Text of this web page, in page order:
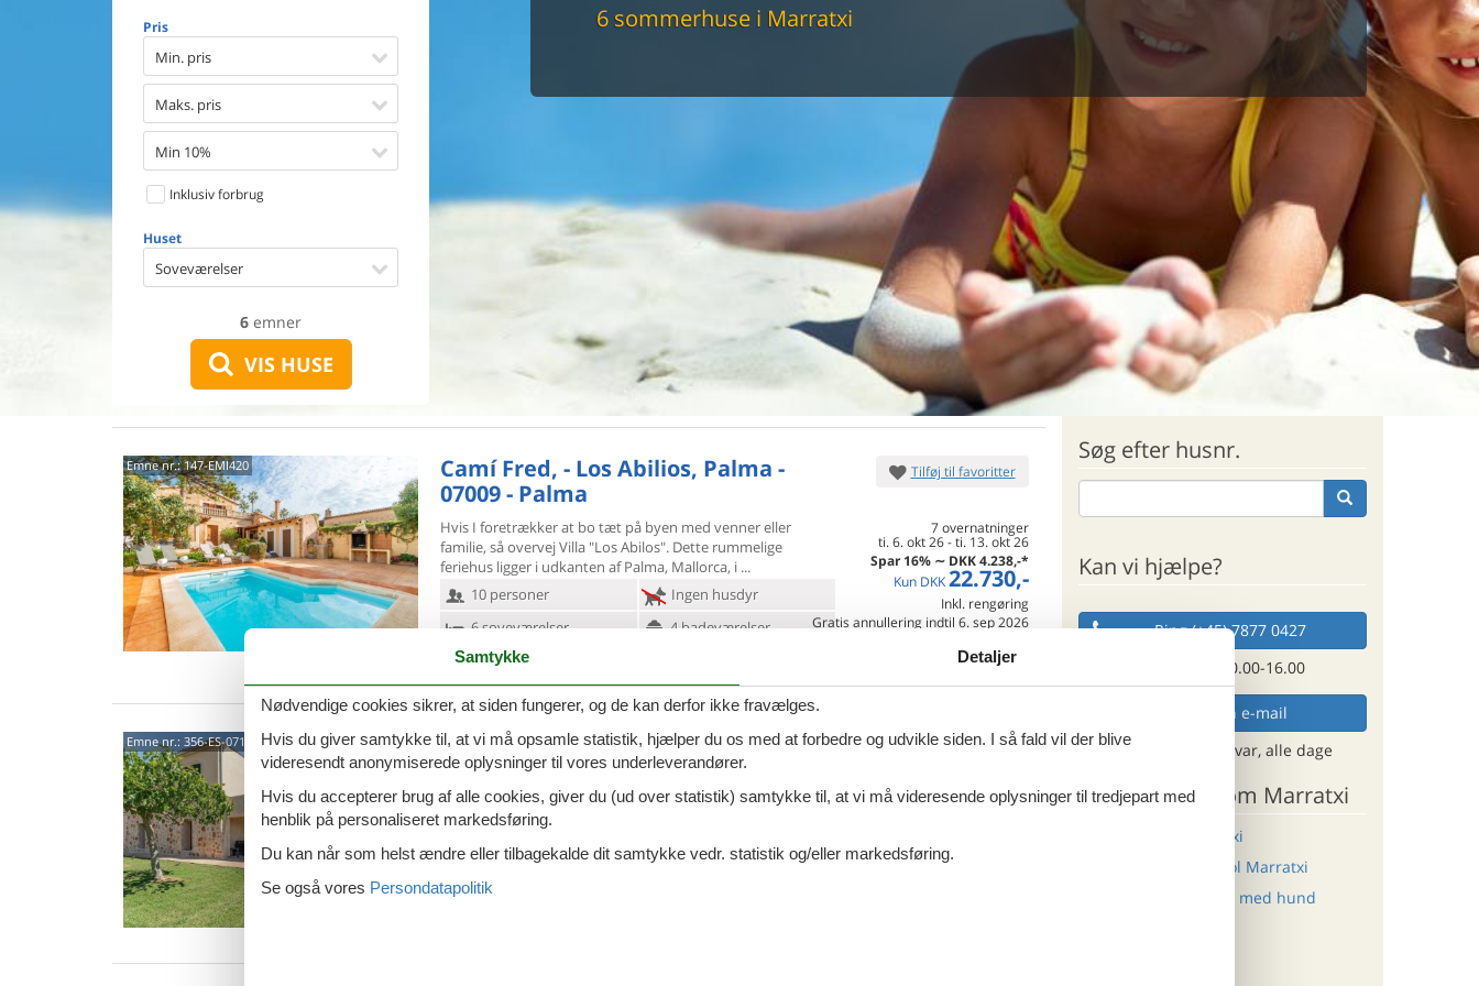
Pris
Min. pris
Maks. pris
Min 10%
Inklusiv forbrug
Huset
Soveværelser
6 emner
VIS HUSE
Aircondition
Ladestander til elbil
6 sommerhuse i Marratxi
Emne nr.:147-EMI420
Camí Fred, - Los Abilios, Palma -
07009 - Palma
Hvis I foretrækker at bo tæt på byen med venner eller
familie, så overvej Villa "Los Abilos". Dette rummelige
feriehus ligger i udkanten af Palma, Mallorca, i
10 personer
Ingen husdyr
6 soveværelser
4 badeværelser
Vand 8619
Tilføj til favoritter
7 overnatninger
ti. 6. okt 26-ti. 13. okt 26
Spar 16% ∼ DKK 4.238,-*
Kun DKK 22.730,-
Inkl. rengøring
Gratis annullering indtil 6. sep 2026
Mere info
VIS MERE
Emne nr.: 356-ES-07141-21 07141 - Marratxí
Fritliggende feriebolig i Marratxí Bolig: Dette smukke
landsted ligger kun få minutter fra centrum af Palma,
Mallorcas hovedstad. For dem, der rejser med
8 personer
Ingen husdyr
4 soveværelser
Tilføj til favoritter
7 overnatninger
KunDKK44.033,-
Søg efter husnr.
Kan vi hjælpe?
Ring (+45) 7877 0427
Man. - fre. 10.00-16.00
Send en e-mail
og få et hurtigt svar, alle dage
Andre artikler om Marratxi
Sommerhus i Marratxi
Sommerhus med pool Marratxi
Sommerhus Marratxi med hund
Samtykke Detaljer
Nødvendige cookies sikrer, at siden fungerer, og de kan derfor ikke fravælges.
Hvis du giver samtykke til, at vi må opsamle statistik, hjælper du os med at forbedre og udvikle siden. I så fald vil der blive
videresendt anonymiserede oplysninger til vores underleverandører.
Hvis du accepterer brug af alle cookies, giver du (ud over statistik) samtykke til, at vi må videresende oplysninger til tredjepart med
henblik på personaliseret markedsføring.
Du kan når som helst ændre eller tilbagekalde dit samtykke vedr. statistik og/eller markedsføring.
Se også vores Persondatapolitik